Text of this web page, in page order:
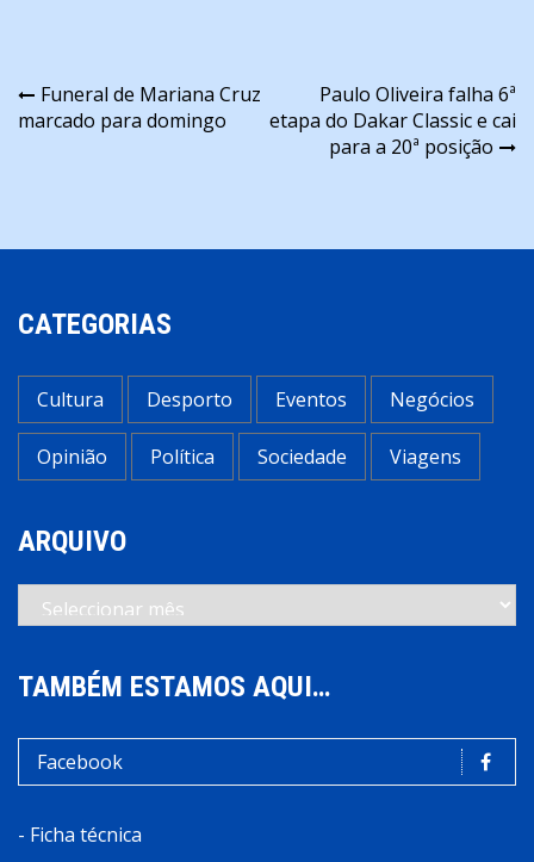
Navegação
de
Funeral de Mariana Cruz
marcado para domingo
Paulo Oliveira falha 6ª
etapa do Dakar Classic e cai
para a 20ª posição
CATEGORIAS
Cultura Desporto Eventos Negócios
Opinião Política Sociedade Viagens
ARQUIVO
Arquivo
TAMBÉM ESTAMOS AQUI…
Facebook
- Ficha técnica